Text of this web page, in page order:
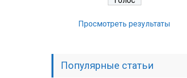
Просмотреть результаты
Популярные статьи